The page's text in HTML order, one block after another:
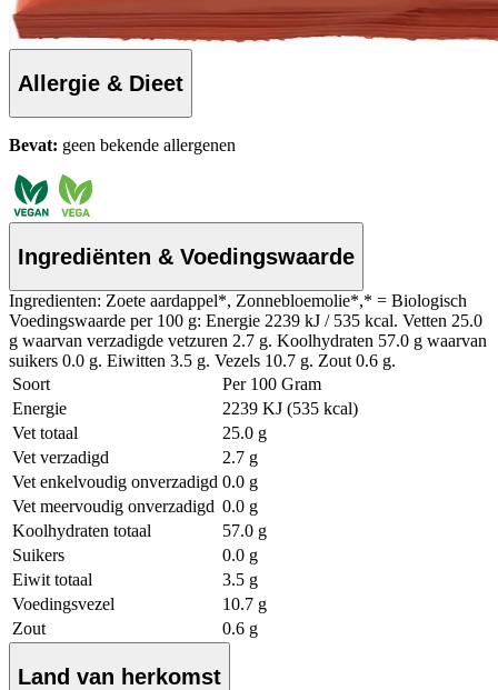
Allergie & Dieet
Bevat: geen bekende allergenen
Ingrediënten & Voedingswaarde
Ingredienten: Zoete aardappel*, Zonnebloemolie*,* = Biologisch
Voedingswaarde per 100 g: Energie 2239 kJ / 535 kcal. Vetten 25.0
g waarvan verzadigde vetzuren 2.7 g. Koolhydraten 57.0 g waarvan
suikers 0.0 g. Eiwitten 3.5 g. Vezels 10.7 g. Zout 0.6 g.
Soort
Per 100 Gram
Energie
2239 KJ (535 kcal)
Vet totaal
25.0 g
Vet verzadigd
2.7 g
Vet enkelvoudig onverzadigd 0.0 g
Vet meervoudig onverzadigd 0.0 g
Koolhydraten totaal
57.0 g
Suikers
0.0 g
Eiwit totaal
3.5 g
Voedingsvezel
10.7 g
Zout
0.6 g
Land van herkomst